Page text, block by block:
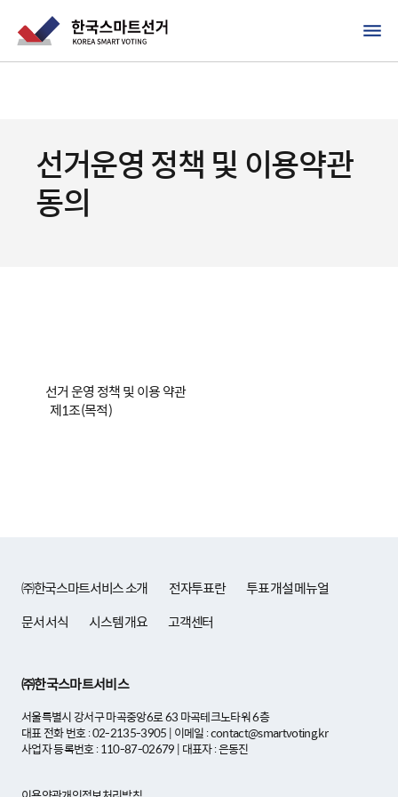
선거운영 정책 및 이용약관
동의
㈜한국스마트서비스 소개 전자투표란
투표 개설 메뉴얼
문서 서식
시스템 개요 고객센터
㈜한국스마트서비스
서울특별시 강서구 마곡중앙6로 63 마곡테크노타워 6층
대표 전화 번호 : 02-2135-3905 | 이메일 : contact@smartvoting.kr
사업자 등록번호 : 110-87-02679 | 대표자 : 은동진